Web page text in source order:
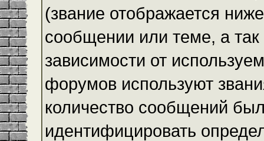
(звание отображается
сообщении или теме, а
зависимости от
форумов используют
количество сообщений
идентифицировать